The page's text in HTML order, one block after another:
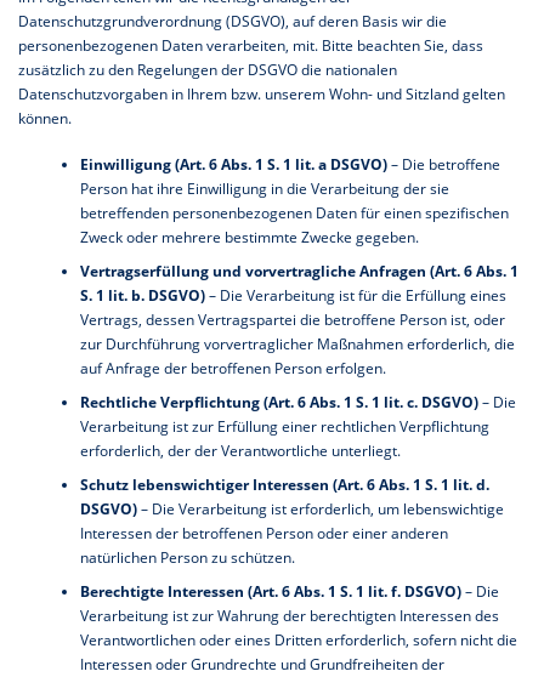
Datenschutzgrundverordnung (DSGVO), auf deren Basis wir die
personenbezogenen Daten verarbeiten, mit. Bitte beachten Sie, dass
zusätzlich zu den Regelungen der DSGVO die nationalen
Datenschutzvorgaben in Ihrem bzw. unserem Wohn- und Sitzland gelten
können.
Einwilligung (Art. 6 Abs. 1 S. 1 lit. a DSGVO)– Die betroffene
Person hat ihre Einwilligung in die Verarbeitung der sie
betreffenden personenbezogenen Daten für einen spezifischen
Zweck oder mehrere bestimmte Zwecke gegeben.
Vertragserfüllung und vorvertragliche Anfragen (Art. 6 Abs. 1
S. 1 lit. b. DSGVO)– Die Verarbeitung ist für die Erfüllung eines
Vertrags, dessen Vertragspartei die betroffene Person ist, oder
zur Durchführung vorvertraglicher Maßnahmen erforderlich, die
auf Anfrage der betroffenen Person erfolgen.
Rechtliche Verpflichtung (Art. 6 Abs. 1 S. 1 lit. c. DSGVO)– Die
Verarbeitung ist zur Erfüllung einer rechtlichen Verpflichtung
erforderlich, der der Verantwortliche unterliegt.
Schutz lebenswichtiger Interessen (Art. 6 Abs. 1 S. 1 lit. d.
DSGVO)– Die Verarbeitung ist erforderlich, um lebenswichtige
Interessen der betroffenen Person oder einer anderen
natürlichen Person zu schützen.
Berechtigte Interessen (Art. 6 Abs. 1 S. 1 lit. f. DSGVO)– Die
Verarbeitung ist zur Wahrung der berechtigten Interessen des
Verantwortlichen oder eines Dritten erforderlich, sofern nicht die
Interessen oder Grundrechte und Grundfreiheiten der